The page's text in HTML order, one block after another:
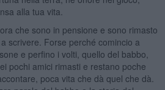
alla tua vita.
che sono in pensione e sono rimasto
scrivere. Forse perché comincio a
e perfino i volti, quello del babbo,
pochi amici rimasti e restano poche
poca vita che dà quel che dà.